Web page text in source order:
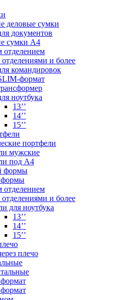
деловые сумки
документов
сумки А4
отделением
и более
командировок
формат
ноутбука
13’’
14’’
15’’
портфели
мужские
под А4
формы
отделением
и более
для ноутбука
13’’
14’’
15’’
плечо